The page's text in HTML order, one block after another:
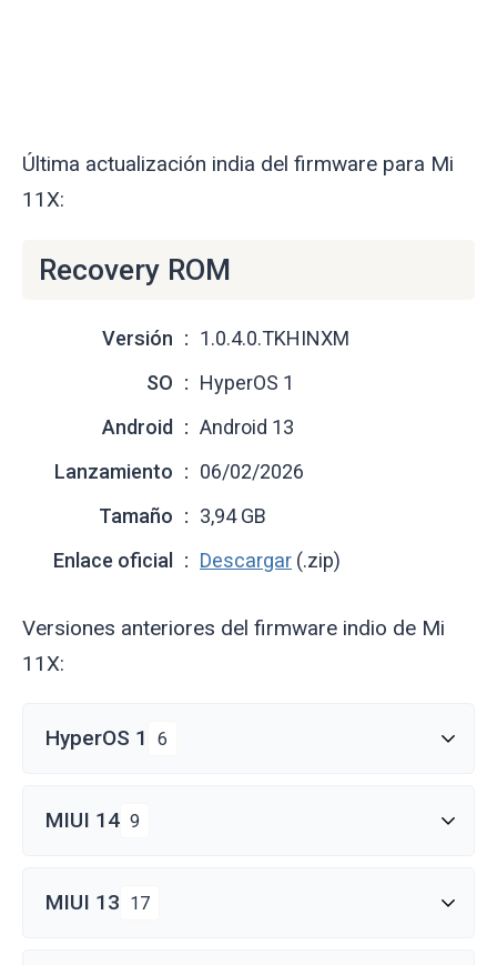
Última actualización india del firmware para Mi
11X:
Recovery ROM
Versión
1.0.4.0.TKHINXM
SO
HyperOS 1
Android
Android 13
Lanzamiento
06/02/2026
Tamaño
3,94 GB
Enlace oficial
Descargar (.zip)
Versiones anteriores del firmware indio de Mi
11X:
HyperOS 1 6
MIUI 14 9
MIUI 13 17